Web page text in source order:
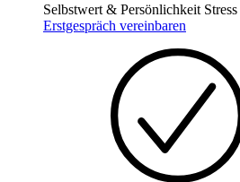
Selbstwert & Persönlichkeit Stress
Erstgespräch vereinbaren